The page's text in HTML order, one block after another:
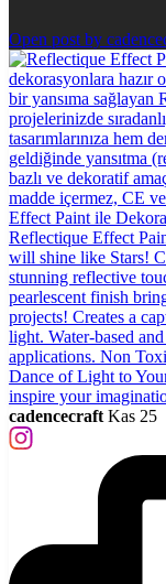
Open post by
cadencecraft Kas 25